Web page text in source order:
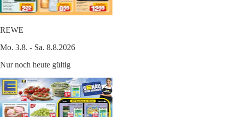
REWE
Mo. 3.8. - Sa. 8.8.2026
Nur noch heute gültig